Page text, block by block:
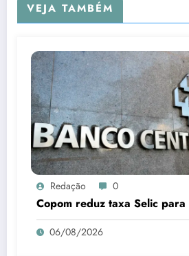
VEJA TAMBÉM
Redação 0
Copom reduz taxa Selic
06/08/2026